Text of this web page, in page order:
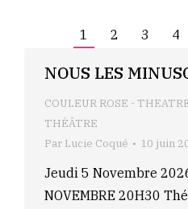
1 2 3 4
NOUS LES
COULEUR ROSE -
THÉÂTRE
Par Lucie Coqué 10 juin
Jeudi 5 Novembre
NOVEMBRE 20H30